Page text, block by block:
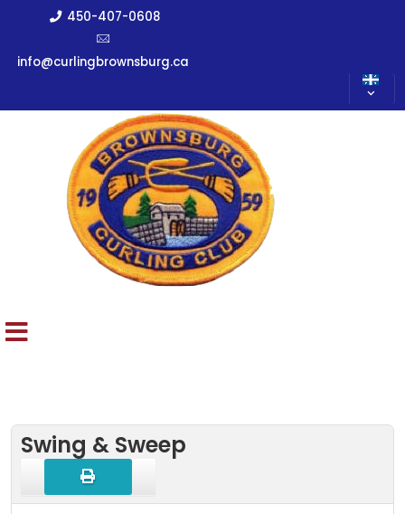
450-407-0608
info@curlingbrownsburg.ca
Swing & Sweep